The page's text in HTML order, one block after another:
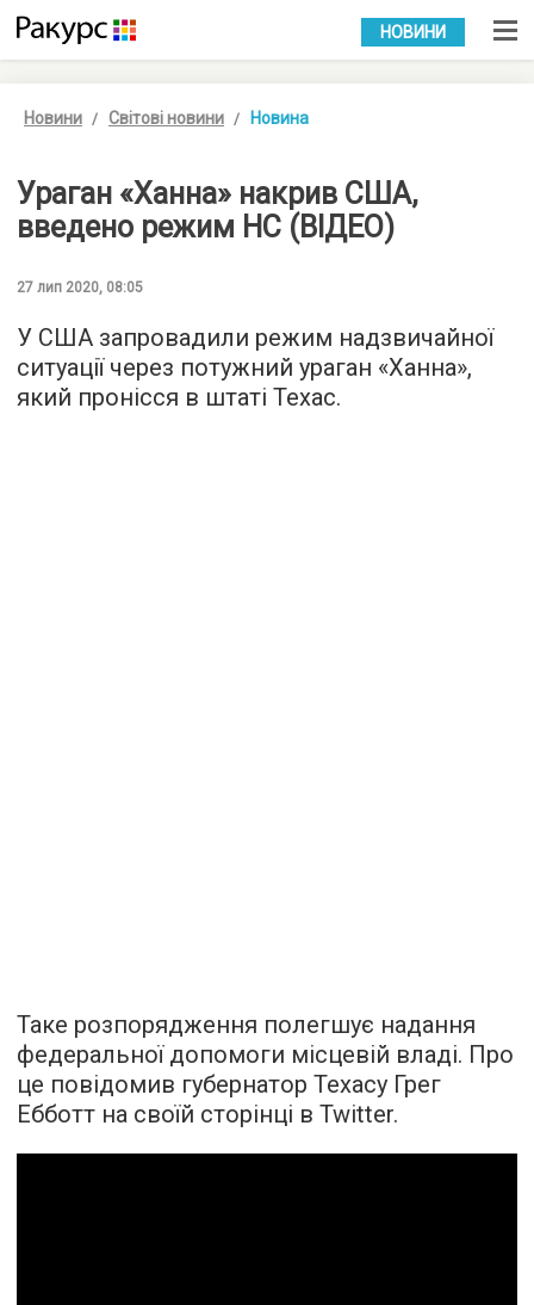
УКР РУС
НОВИНИ
Новини Світові новини Новина
Ураган «Ханна» накрив США,
введено режим НС (ВІДЕО)
27 лип 2020, 08:05
У США запровадили режим надзвичайної
ситуації через потужний ураган «Ханна»,
який пронісся в штаті Техас.
Таке розпорядження полегшує надання
федеральної допомоги місцевій владі. Про
це повідомив губернатор Техасу Грег
Ебботт на своїй сторінці в Twitter.